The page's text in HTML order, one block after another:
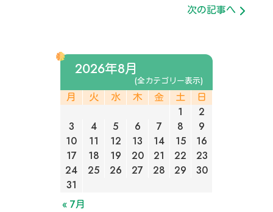
次の記事へ
2026年8月
(全カテゴリー表示)
月 火 水 木 金 土 日
« 7月
1
2
3
4 5 6 7 8
9
10
11 12 13 14 15
16
17
18 19 20 21 22
23
24
25 26 27 28 29
30
31